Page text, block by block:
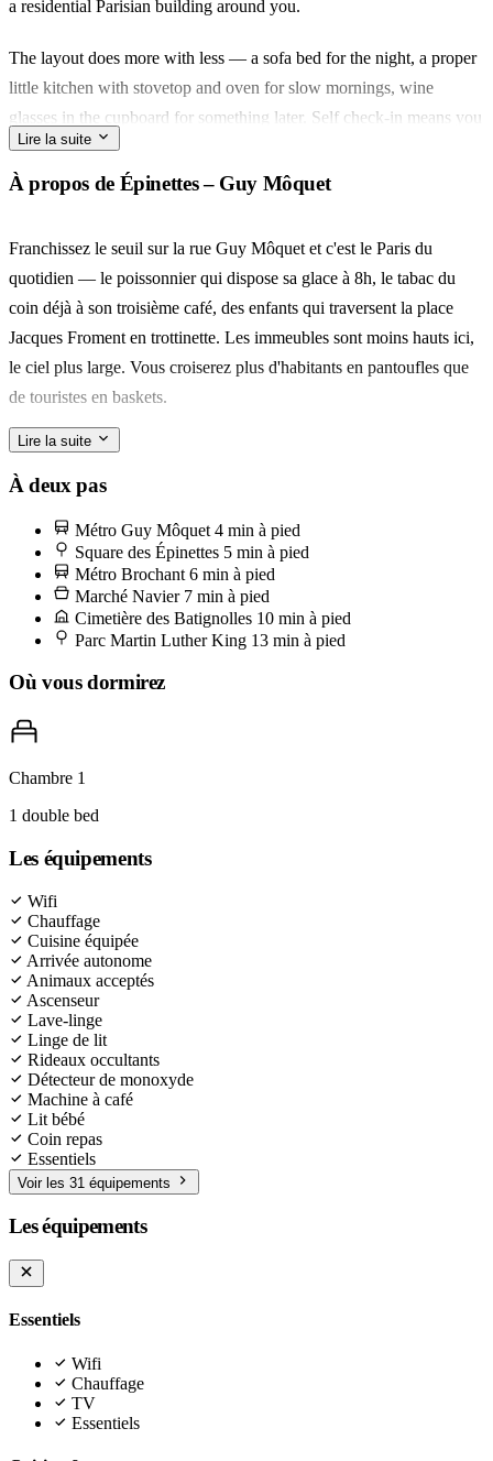
a residential Parisian building around you.
The layout does more with less — a sofa bed for the night, a proper
little kitchen with stovetop and oven for slow mornings, wine
glasses in the cupboard for something later. Self check-in means you
arrive on your own schedule.
Rue Guy Môquet is the kind of street Parisians actually live on. The
sits one short walk uphill.
For two — a couple, a friend passing through — this is a base, not a
destination. You'll remember the neighbourhood more than the
room, which is rather the point.
Lire la suite
À propos de Épinettes – Guy Môquet
Franchissez le seuil sur la rue Guy Môquet et c'est le Paris du
quotidien — le poissonnier qui dispose sa glace à 8h, le tabac du
coin déjà à son troisième café, des enfants qui traversent la place
Jacques Froment en trottinette. Les immeubles sont moins hauts ici,
le ciel plus large. Vous croiserez plus d'habitants en pantoufles que
de touristes en baskets.
Pour le marché, comptez cinq minutes à pied jusqu'à la rue de la
Jonquière un mardi ou vendredi matin — moins grand que les
chez le vendeur près de la rue Lantiez et mangez-le dans le Square
des Épinettes avec les doigts. C'est ça, le quartier.
Lire la suite
À deux pas
Métro Guy Môquet 4 min à pied
Square des Épinettes 5 min à pied
Métro Brochant 6 min à pied
Marché Navier 7 min à pied
Cimetière des Batignolles 10 min à pied
Parc Martin Luther King 13 min à pied
Où vous dormirez
Chambre 1
1 double bed
Les équipements
Wifi
Chauffage
Cuisine équipée
Arrivée autonome
Animaux acceptés
Ascenseur
Lave-linge
Linge de lit
Rideaux occultants
Détecteur de monoxyde
Machine à café
Lit bébé
Coin repas
Essentiels
Voir les 31 équipements
Les équipements
Essentiels
Wifi
Chauffage
TV
Essentiels